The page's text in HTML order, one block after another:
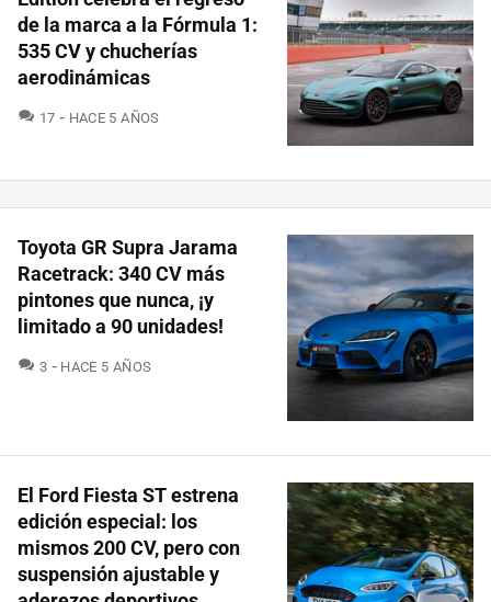
de la marca a la Fórmula 1:
535 CV y chucherías
aerodinámicas
17 COMENTARIOS
HACE 5 AÑOS
Toyota GR Supra Jarama
Racetrack: 340 CV más
pintones que nunca, ¡y
limitado a 90 unidades!
3 COMENTARIOS
HACE 5 AÑOS
El Ford Fiesta ST estrena
edición especial: los
mismos 200 CV, pero con
suspensión ajustable y